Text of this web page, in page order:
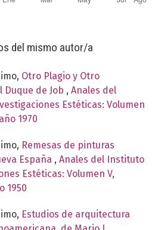
del mismo autor/a
Otro Plagio y Otro
Duque de Job , Anales del
Estéticas: Volumen
1970
Remesas de pinturas
España , Anales del Instituto
Estéticas: Volumen V,
1950
Estudios de arquitectura